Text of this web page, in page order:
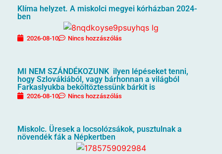
Klíma helyzet. A miskolci megyei kórházban 2024-
ben
2026-08-10 Nincs hozzászólás
MI NEM SZÁNDÉKOZUNK ilyen lépéseket tenni,
hogy Szlovákiából, vagy bárhonnan a világból
Farkaslyukba beköltöztessünk bárkit is
2026-08-10 Nincs hozzászólás
Miskolc. Üresek a locsolózsákok, pusztulnak a
növendék fák a Népkertben